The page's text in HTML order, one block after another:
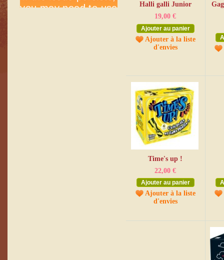
Halli galli Junior
19,00 €
Ajouter au panier
Ajouter à la liste
d'envies
Time's up !
22,00 €
Ajouter au panier
Ajouter à la liste
d'envies